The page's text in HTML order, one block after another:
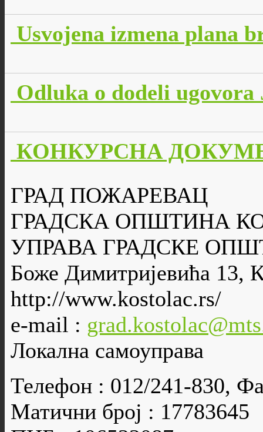
Usvojena izmena plana
Odluka o dodeli ugovora
КОНКУРСНА
ГРАД ПОЖАРЕВАЦ
ГРАДСКА ОПШТИНА
УПРАВА ГРАДСКЕ
Боже Димитријевића 13,
http://www.kostolac.rs/
e-mail :
Локална самоуправа
Телефон : 012/241-830,
Матични број : 17783645